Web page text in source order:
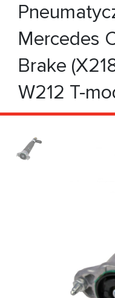
Mercedes
Brake
W212 T-